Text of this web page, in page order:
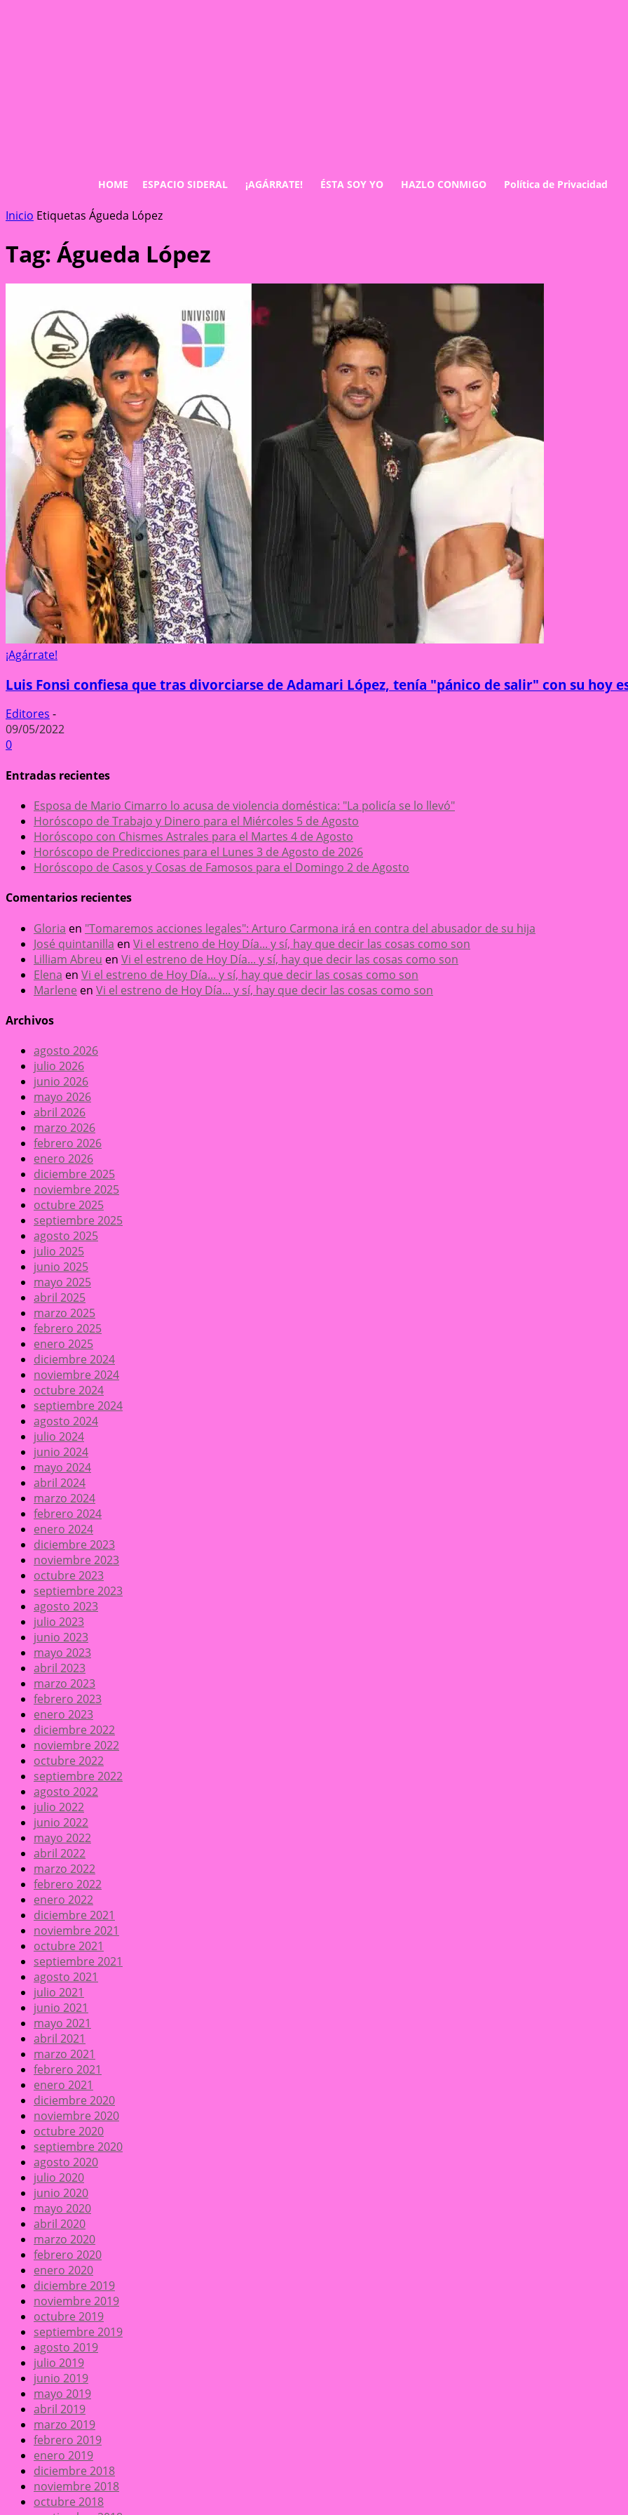
HOME ESPACIO SIDERAL ¡AGÁRRATE! ÉSTA SOY YO HAZLO CONMIGO Política de Privacidad
Inicio Etiquetas Águeda López
Tag: Águeda López
¡Agárrate!
Luis Fonsi confiesa que tras divorciarse de Adamari López, tenía "pánico de salir" con su hoy
Editores -
09/05/2022
0
Entradas recientes
Esposa de Mario Cimarro lo acusa de violencia doméstica: "La policía se lo llevó"
Horóscopo de Trabajo y Dinero para el Miércoles 5 de Agosto
Horóscopo con Chismes Astrales para el Martes 4 de Agosto
Horóscopo de Predicciones para el Lunes 3 de Agosto de 2026
Horóscopo de Casos y Cosas de Famosos para el Domingo 2 de Agosto
Comentarios recientes
Gloria en "Tomaremos acciones legales": Arturo Carmona irá en contra del abusador de su hija
José quintanilla en Vi el estreno de Hoy Día... y sí, hay que decir las cosas como son
Lilliam Abreu en Vi el estreno de Hoy Día... y sí, hay que decir las cosas como son
Elena en Vi el estreno de Hoy Día... y sí, hay que decir las cosas como son
Marlene en Vi el estreno de Hoy Día... y sí, hay que decir las cosas como son
Archivos
agosto 2026
julio 2026
junio 2026
mayo 2026
abril 2026
marzo 2026
febrero 2026
enero 2026
diciembre 2025
noviembre 2025
octubre 2025
septiembre 2025
agosto 2025
julio 2025
junio 2025
mayo 2025
abril 2025
marzo 2025
febrero 2025
enero 2025
diciembre 2024
noviembre 2024
octubre 2024
septiembre 2024
agosto 2024
julio 2024
junio 2024
mayo 2024
abril 2024
marzo 2024
febrero 2024
enero 2024
diciembre 2023
noviembre 2023
octubre 2023
septiembre 2023
agosto 2023
julio 2023
junio 2023
mayo 2023
abril 2023
marzo 2023
febrero 2023
enero 2023
diciembre 2022
noviembre 2022
octubre 2022
septiembre 2022
agosto 2022
julio 2022
junio 2022
mayo 2022
abril 2022
marzo 2022
febrero 2022
enero 2022
diciembre 2021
noviembre 2021
octubre 2021
septiembre 2021
agosto 2021
julio 2021
junio 2021
mayo 2021
abril 2021
marzo 2021
febrero 2021
enero 2021
diciembre 2020
noviembre 2020
octubre 2020
septiembre 2020
agosto 2020
julio 2020
junio 2020
mayo 2020
abril 2020
marzo 2020
febrero 2020
enero 2020
diciembre 2019
noviembre 2019
octubre 2019
septiembre 2019
agosto 2019
julio 2019
junio 2019
mayo 2019
abril 2019
marzo 2019
febrero 2019
enero 2019
diciembre 2018
noviembre 2018
octubre 2018